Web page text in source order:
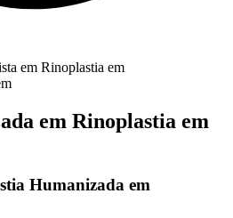
em Rinoplastia em
Humanizada em